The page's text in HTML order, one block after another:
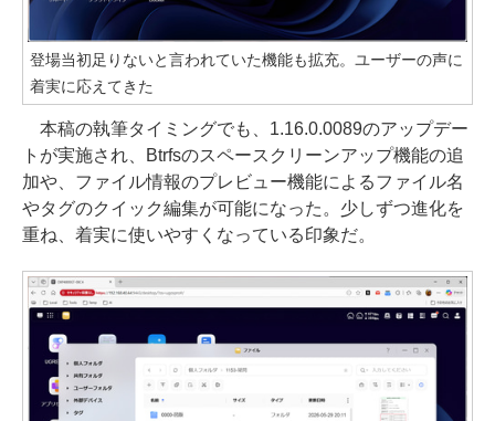
登場当初足りないと言われていた機能も拡充。ユーザーの声に
着実に応えてきた
本稿の執筆タイミングでも、1.16.0.0089のアップデー
トが実施され、Btrfsのスペースクリーンアップ機能の追
加や、ファイル情報のプレビュー機能によるファイル名
やタグのクイック編集が可能になった。少しずつ進化を
重ね、着実に使いやすくなっている印象だ。